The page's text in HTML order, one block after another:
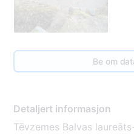
Be om
Detaljert informasjon
Tēvzemes Balvas